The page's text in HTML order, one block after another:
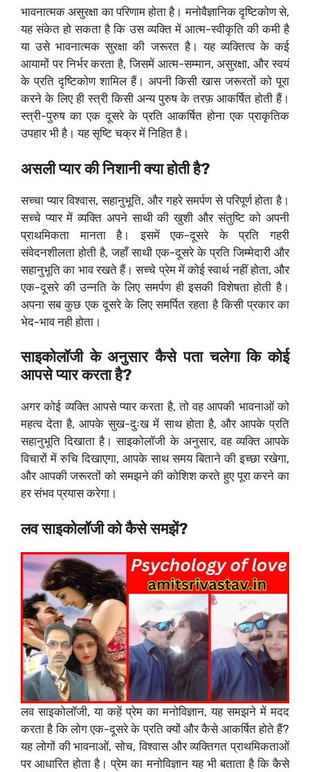
भावनात्मक असुरक्षा का परिणाम होता है। मनोवैज्ञानिक दृष्टिकोण से,
यह संकेत हो सकता है कि उस व्यक्ति में आत्म-स्वीकृति की कमी है
या उसे भावनात्मक सुरक्षा की जरूरत है। यह व्यक्तित्व के कई
आयामों पर निर्भर करता है, जिसमें आत्म-सम्मान, असुरक्षा, और स्वयं
के प्रति दृष्टिकोण शामिल हैं। अपनी किसी खास जरूरतों को पूरा
करने के लिए ही स्त्री किसी अन्य पुरुष के तरफ़ आकर्षित होती हैं।
स्त्री-पुरुष का एक दूसरे के प्रति आकर्षित होना एक प्राकृतिक
उपहार भी है। यह सृष्टि चक्र में निहित है।
असली प्यार की निशानी क्या होती है?
सच्चा प्यार विश्वास, सहानुभूति, और गहरे समर्पण से परिपूर्ण होता है।
सच्चे प्यार में व्यक्ति अपने साथी की खुशी और संतुष्टि को अपनी
प्राथमिकता मानता है। इसमें एक-दूसरे के प्रति गहरी
संवेदनशीलता होती है, जहाँ साथी एक-दूसरे के प्रति जिम्मेदारी और
सहानुभूति का भाव रखते हैं। सच्चे प्रेम में कोई स्वार्थ नहीं होता, और
एक-दूसरे की उन्नति के लिए समर्पण ही इसकी विशेषता होती है।
अपना सब कुछ एक दूसरे के लिए समर्पित रहता है किसी प्रकार का
भेद-भाव नही होता।
साइकोलॉजी के अनुसार कैसे पता चलेगा कि कोई
आपसे प्यार करता है?
अगर कोई व्यक्ति आपसे प्यार करता है, तो वह आपकी भावनाओं को
महत्व देता है, आपके सुख-दुःख में साथ होता है, और आपके प्रति
सहानुभूति दिखाता है। साइकोलॉजी के अनुसार, वह व्यक्ति आपके
विचारों में रुचि दिखाएगा, आपके साथ समय बिताने की इच्छा रखेगा,
और आपकी जरूरतों को समझने की कोशिश करते हुए पूरा करने का
हर संभव प्रयास करेगा।
लव साइकोलॉजी को कैसे समझें?
लव साइकोलॉजी, या कहें प्रेम का मनोविज्ञान, यह समझने में मदद
करता है कि लोग एक-दूसरे के प्रति क्यों और कैसे आकर्षित होते हैं?
यह लोगों की भावनाओं, सोच, विश्वास और व्यक्तिगत प्राथमिकताओं
पर आधारित होता है। प्रेम का मनोविज्ञान यह भी बताता है कि कैसे